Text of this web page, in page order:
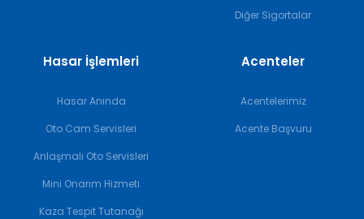
Diğer Sigortalar
Hasar İşlemleri
Hasar Anında
Oto Cam Servisleri
Anlaşmalı Oto Servisleri
Mini Onarım Hizmeti
Kaza Tespit Tutanağı
Acenteler
Acentelerimiz
Acente Başvuru